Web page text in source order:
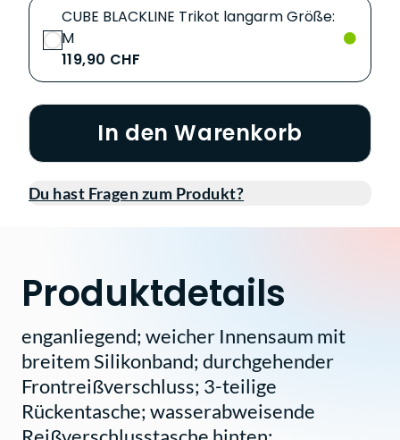
CUBE BLACKLINE Trikot langarm Größe:
M
119,90 CHF
In den Warenkorb
Du hast Fragen zum Produkt?
Produktdetails
enganliegend; weicher Innensaum mit
breitem Silikonband; durchgehender
Frontreißverschluss; 3-teilige
Rückentasche; wasserabweisende